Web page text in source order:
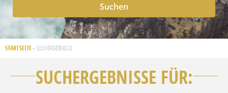
Suchen
STARTSEITE » SUCHERGEBNISSE
SUCHERGEBNISSE FÜR: